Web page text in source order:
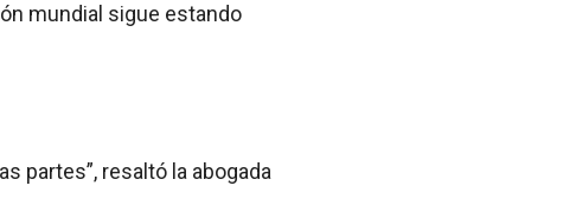
mundial sigue estando
partes”, resaltó la abogada